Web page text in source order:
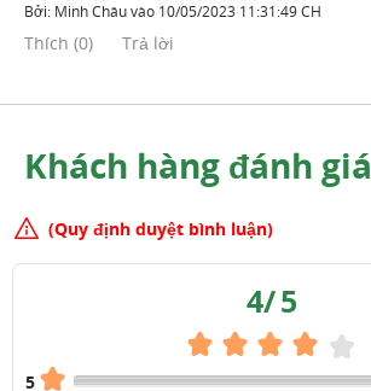
Bởi: Minh Châuvào 10/05/2023 11:31:49 CH
Thích (0) Trả lời
Khách hàng đánh giá
(Quy định duyệt bình luận)
4/5
5